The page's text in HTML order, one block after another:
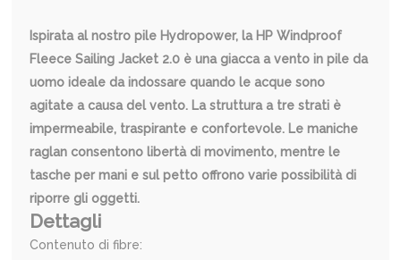
Ispirata al nostro pile Hydropower, la HP Windproof
Fleece Sailing Jacket 2.0 è una giacca a vento in pile da
uomo ideale da indossare quando le acque sono
agitate a causa del vento. La struttura a tre strati è
impermeabile, traspirante e confortevole. Le maniche
raglan consentono libertà di movimento, mentre le
tasche per mani e sul petto offrono varie possibilità di
riporre gli oggetti.
Dettagli
Contenuto di fibre: